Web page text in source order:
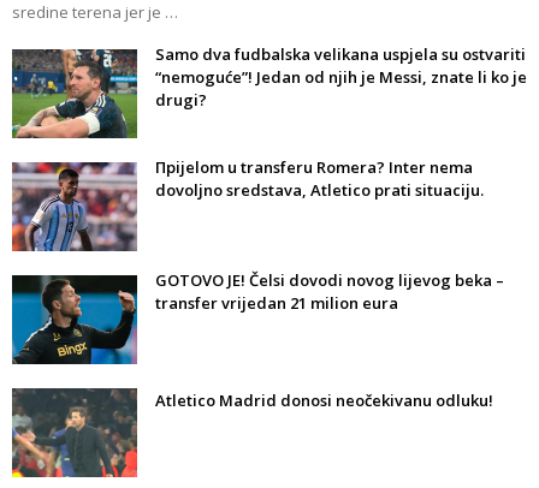
sredine terena jer je …
Samo dva fudbalska velikana uspjela su ostvariti
“nemoguće”! Jedan od njih je Messi, znate li ko je
drugi?
Прijelom u transferu Romera? Inter nema
dovoljno sredstava, Atletico prati situaciju.
GOTOVO JE! Čelsi dovodi novog lijevog beka –
transfer vrijedan 21 milion eura
Atletico Madrid donosi neočekivanu odluku!